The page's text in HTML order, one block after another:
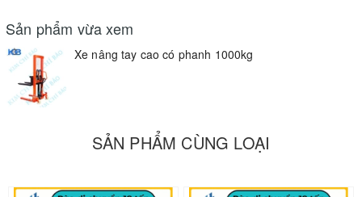
sieuthidienmaygiare.com
Sản phẩm vừa xem
Xe nâng tay cao có phanh 1000kg
SẢN PHẨM CÙNG LOẠI